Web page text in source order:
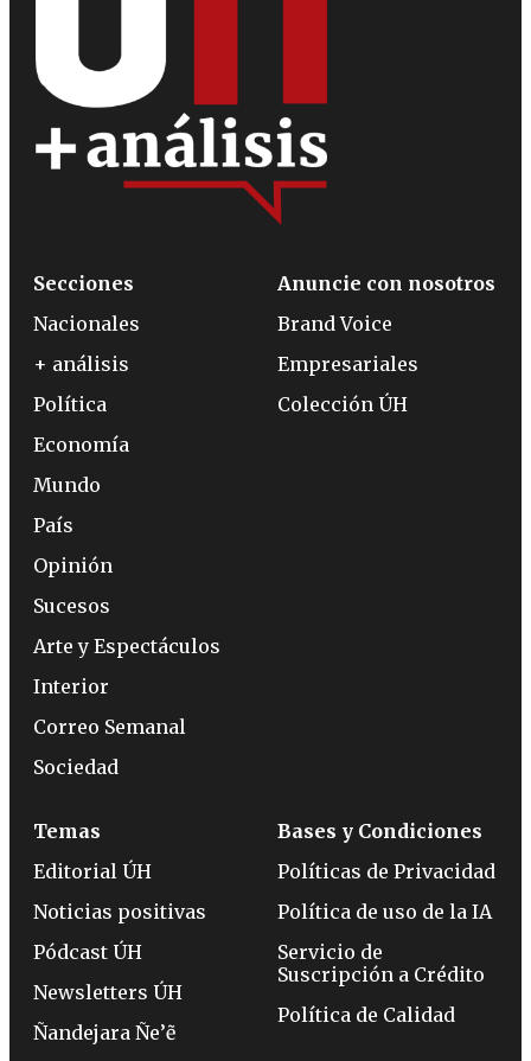
Secciones
Nacionales
+ análisis
Política
Economía
Mundo
País
Opinión
Sucesos
Arte y Espectáculos
Interior
Correo Semanal
Sociedad
Anuncie con nosotros
Brand Voice
Empresariales
Colección ÚH
Temas
Editorial ÚH
Noticias positivas
Pódcast ÚH
Newsletters ÚH
Ñandejara Ñe’ẽ
Bases y Condiciones
Políticas de Privacidad
Política de uso de la IA
Servicio de
Suscripción a Crédito
Política de Calidad